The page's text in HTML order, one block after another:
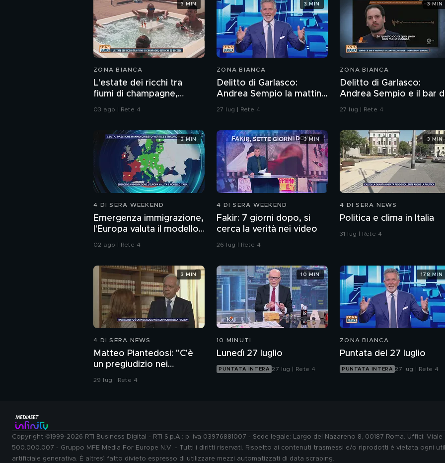
ZONA BIANCA
L'estate dei ricchi tra
fiumi di champagne,
ostriche ed eccessi
03 ago | Rete 4
3 MIN
ZONA BIANCA
Delitto di Garlasco:
Andrea Sempio la mattina
del delitto è stato in un
27 lug | Rete 4
3 MIN
ZONA BIANCA
Delitto di Garlasco:
Andrea Sempio e il bar
Vigevano e i racconti
27 lug | Rete 4
3 MIN
4 DI SERA WEEKEND
Emergenza immigrazione,
l'Europa valuta il modello
02 ago | Rete 4
3 MIN
4 DI SERA WEEKEND
Fakir: 7 giorni dopo, si
cerca la verità nei video
26 lug | Rete 4
3 MIN
4 DI SERA NEWS
Politica e clima in Italia
31 lug | Rete 4
3 MIN
4 DI SERA NEWS
Matteo Piantedosi: "C'è
un pregiudizio nei
confronti della polizia"
29 lug | Rete 4
3 MIN
10 MINUTI
Lunedì 27 luglio
PUNTATA INTERA 27 lug | Rete 4
10 MIN
ZONA BIANCA
Puntata del 27 luglio
PUNTATA INTERA 27 lug | Rete 4
178 MIN
Copyright ©1999-2026 RTI Business Digital - RTI S.p.A.: p. iva 03976881007 - Sede legale: Largo del Nazareno 8, 00187 Roma. Uffici:
500.000.007 - Gruppo MFE Media For Europe N.V. - Tutti i diritti riservati. Rispetto ai contenuti trasmessi e/o riprodotti è vietata ogni
artificiale generativa. È altresì fatto divieto espresso di utilizzare mezzi automatizzati di data scraping.